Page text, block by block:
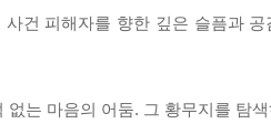
인 흔적을 남긴다. 저자가 고안
에는 경찰과 FBI 당국의 천대를 받
와 청소년을 죽인 ‘애틀랜타 어
사건 피해자를 향한 깊은 슬픔과
없는 마음의 어둠. 그 황무지를 탐